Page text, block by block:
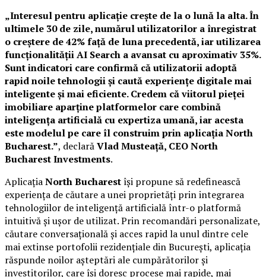
„Interesul pentru aplicație crește de la o lună la alta. În
ultimele 30 de zile, numărul utilizatorilor a înregistrat
o creștere de 42% față de luna precedentă, iar utilizarea
funcționalității AI Search a avansat cu aproximativ 35%.
Sunt indicatori care confirmă că utilizatorii adoptă
rapid noile tehnologii și caută experiențe digitale mai
inteligente și mai eficiente. Credem că viitorul pieței
imobiliare aparține platformelor care combină
inteligența artificială cu expertiza umană, iar acesta
este modelul pe care îl construim prin aplicația North
Bucharest.”, declarăVlad Musteață, CEO North
Bucharest Investments.
AplicațiaNorth Bucharestîși propune să redefinească
experiența de căutare a unei proprietăți prin integrarea
tehnologiilor de inteligență artificială într-o platformă
intuitivă și ușor de utilizat. Prin recomandări personalizate,
căutare conversațională și acces rapid la unul dintre cele
mai extinse portofolii rezidențiale din București, aplicația
răspunde noilor așteptări ale cumpărătorilor și
investitorilor, care își doresc procese mai rapide, mai